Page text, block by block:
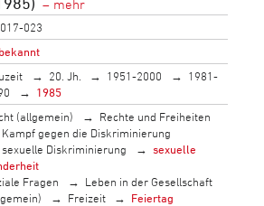
023
20. Jh. 1951-2000
1981-
1985
(allgemein)
Rechte und Freiheiten
Kampf gegen die Diskriminierung
sexuelle Diskriminierung
sexuelle
Fragen
Leben in der Gesellschaft
Freizeit
Feiertag